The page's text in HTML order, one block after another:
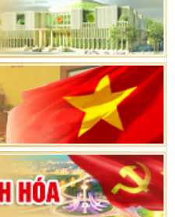
bỏ phiếu bầu cử ĐBQH
HĐND các cấp nhiệm kỳ
Nam: vì lợi ích Nhân dân,
đất nước
nội dung Đại hội đại biểu
Hóa lần thứ XX, nhiệm kỳ
bộ xã Yên Thọ lần thứ I,